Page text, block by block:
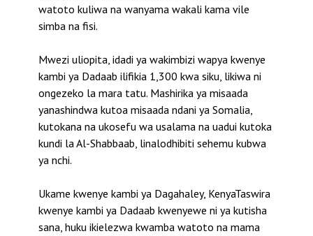
watoto kuliwa na wanyama wakali kama vile
simba na fisi.
Mwezi uliopita, idadi ya wakimbizi wapya kwenye
kambi ya Dadaab ilifikia 1,300 kwa siku, likiwa ni
ongezeko la mara tatu. Mashirika ya misaada
yanashindwa kutoa misaada ndani ya Somalia,
kutokana na ukosefu wa usalama na uadui kutoka
kundi la Al-Shabbaab, linalodhibiti sehemu kubwa
ya nchi.
Ukame kwenye kambi ya Dagahaley, KenyaTaswira
kwenye kambi ya Dadaab kwenyewe ni ya kutisha
sana, huku ikielezwa kwamba watoto na mama